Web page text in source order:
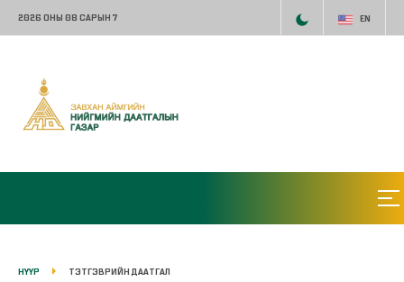
2026 ОНЫ 08 САРЫН 7 EN
НҮҮР ТЭТГЭВРИЙН ДААТГАЛ